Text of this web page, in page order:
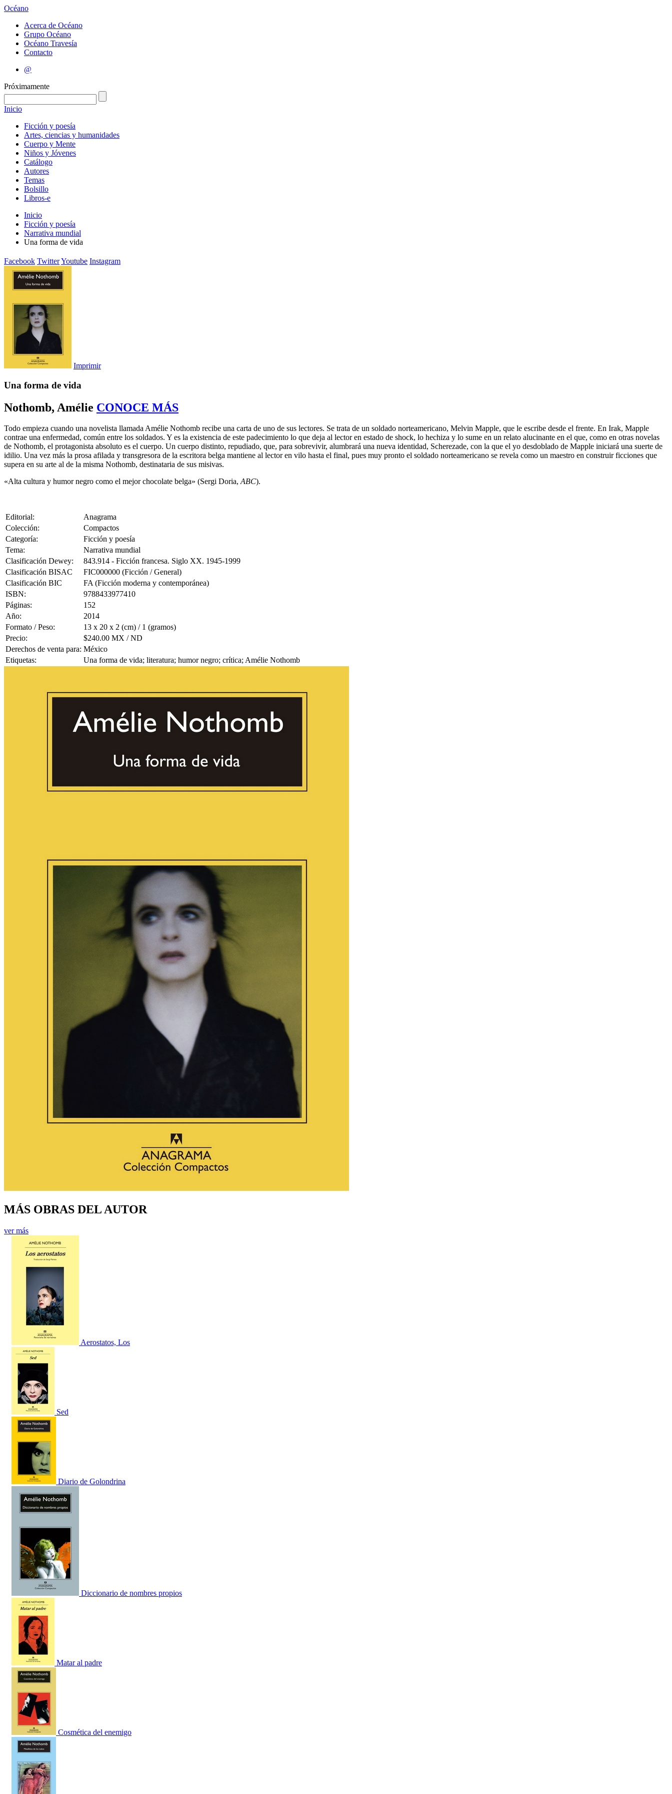
Océano
Acerca de Océano
Grupo Océano
Océano Travesía
Contacto
@
Próximamente
Inicio
Ficción y poesía
Artes, ciencias y humanidades
Cuerpo y Mente
Niños y Jóvenes
Catálogo
Autores
Temas
Bolsillo
Libros-e
Inicio
Ficción y poesía
Narrativa mundial
Una forma de vida
Facebook TwitterYoutube Instagram
Imprimir
Una forma de vida
Nothomb, Amélie CONOCE MÁS
Todo empieza cuando una novelista llamada Amélie Nothomb recibe una carta de uno de sus lectores. Se trata de un soldado norteamericano, Melvin Mapple, que le escribe desde el frente. En Irak, Mapple
contrae una enfermedad, común entre los soldados. Y es la existencia de este padecimiento lo que deja al lector en estado de shock, lo hechiza y lo sume en un relato alucinante en el que, como en otras novelas
de Nothomb, el protagonista absoluto es el cuerpo. Un cuerpo distinto, repudiado, que, para sobrevivir, alumbrará una nueva identidad, Scherezade, con la que el yo desdoblado de Mapple iniciará una suerte de
idilio. Una vez más la prosa afilada y transgresora de la escritora belga mantiene al lector en vilo hasta el final, pues muy pronto el soldado norteamericano se revela como un maestro en construir ficciones que
supera en su arte al de la misma Nothomb, destinataria de sus misivas.
«Alta cultura y humor negro como el mejor chocolate belga» (Sergi Doria,ABC).
Editorial:
Anagrama
Colección:
Compactos
Categoría:
Ficción y poesía
Tema:
Narrativa mundial
Clasificación Dewey:
843.914 - Ficción francesa. Siglo XX. 1945-1999
Clasificación BISAC
FIC000000 (Ficción / General)
Clasificación BIC
FA (Ficción moderna y contemporánea)
ISBN:
9788433977410
Páginas:
152
Año:
2014
Formato / Peso:
13 x 20 x 2 (cm) / 1 (gramos)
Precio:
$240.00 MX / ND
Derechos de venta para: México
Etiquetas:
Una forma de vida; literatura; humor negro; crítica; Amélie Nothomb
MÁS OBRAS DEL AUTOR
ver más
Aerostatos, Los
Sed
Diario de Golondrina
Diccionario de nombres propios
Matar al padre
Cosmética del enemigo